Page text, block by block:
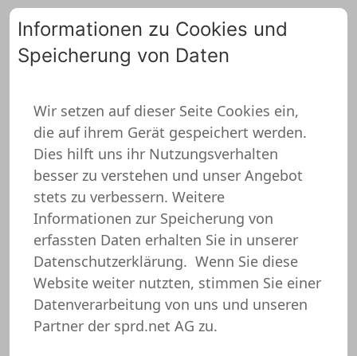
ZURÜCK ZUR ÜBERSICHT
Informationen zu Cookies und
Speicherung von Daten
Wir setzen auf dieser Seite Cookies ein,
die auf ihrem Gerät gespeichert werden.
Dies hilft uns ihr Nutzungsverhalten
besser zu verstehen und unser Angebot
stets zu verbessern. Weitere
Informationen zur Speicherung von
erfassten Daten erhalten Sie in unserer
Datenschutzerklärung. Wenn Sie diese
Website weiter nutzten, stimmen Sie einer
Datenverarbeitung von uns und unseren
Partner der sprd.net AG zu.